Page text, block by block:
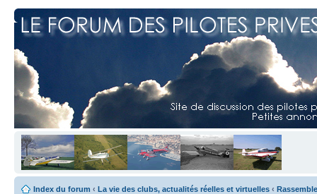
Index du forum ‹ La vie des clubs, actualités réelles et virtuelles ‹